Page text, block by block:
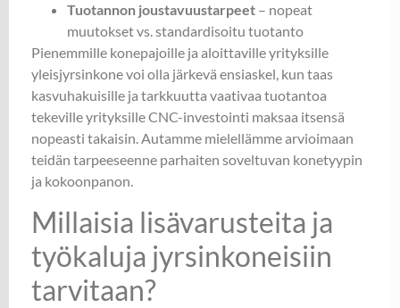
Tuotannon joustavuustarpeet – nopeat
muutokset vs. standardisoitu tuotanto
Pienemmille konepajoille ja aloittaville yrityksille
yleisjyrsinkone voi olla järkevä ensiaskel, kun taas
kasvuhakuisille ja tarkkuutta vaativaa tuotantoa
tekeville yrityksille CNC-investointi maksaa itsensä
nopeasti takaisin. Autamme mielellämme arvioimaan
teidän tarpeeseenne parhaiten soveltuvan konetyypin
ja kokoonpanon.
Millaisia lisävarusteita ja
työkaluja jyrsinkoneisiin
tarvitaan?